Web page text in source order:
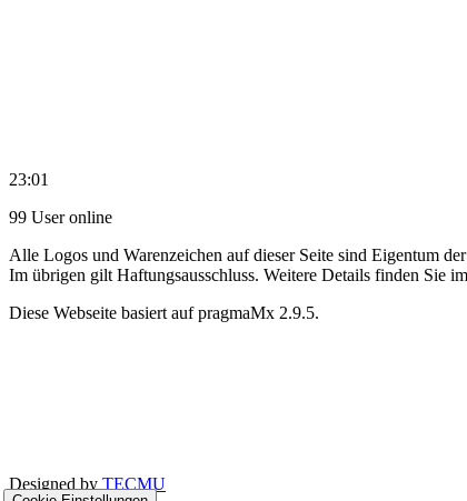
23:01
99 User online
Alle Logos und Warenzeichen auf dieser Seite sind Eigentum
Im übrigen gilt Haftungsausschluss. Weitere Details finden Sie im
Diese Webseite basiert auf pragmaMx 2.9.5.
Designed by TECMU